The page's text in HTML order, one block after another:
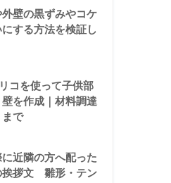
壁の黒ずみやコケ
する方法を検証し
コを使って子供部
を作成｜材料調達
で
近隣の方へ配った
挨拶文 雛形・テン